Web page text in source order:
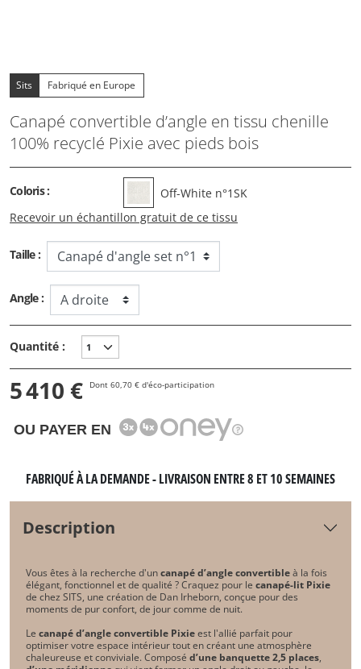
Sits Fabriqué en Europe
Canapé convertible d’angle en tissu chenille
100% recyclé Pixie avec pieds bois
Coloris :
Off-White n°1SK
Recevoir un échantillon gratuit de ce tissu
Taille :
Angle :
Quantité :
5 410 € Dont 60,70 € d'éco-participation
OU PAYER EN
FABRIQUÉ À LA DEMANDE - LIVRAISON ENTRE 8 ET 10 SEMAINES
Description
Vous êtes à la recherche d'uncanapé d’angle convertibleà la fois
élégant, fonctionnel et de qualité ? Craquez pour le canapé-lit Pixie
de chez SITS, une création de Dan Irheborn, conçue pour des
moments de pur confort, de jour comme de nuit.
Le canapé d’angle convertible Pixieest l'allié parfait pour
optimiser votre espace intérieur tout en créant une atmosphère
chaleureuse et conviviale. Composé d’une banquette 2,5 places,